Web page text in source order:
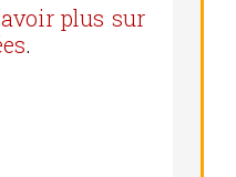
plus sur
.